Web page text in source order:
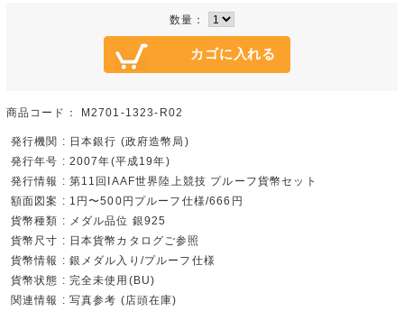
数量：
商品コード： M2701-1323-R02
発行機関 : 日本銀行 (政府造幣局)
発行年号 : 2007年(平成19年)
発行情報 : 第11回IAAF世界陸上競技 プルーフ貨幣セット
額面図案 : 1円〜500円プルーフ仕様/666円
貨幣種類 : メダル品位 銀925
貨幣尺寸 : 日本貨幣カタログご参照
貨幣情報 : 銀メダル入り/プルーフ仕様
貨幣状態 : 完全未使用(BU)
関連情報 : 写真参考 (店頭在庫)